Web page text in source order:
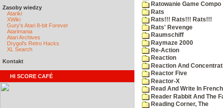
Zasoby wiedzy
Atariki
XWiki
Gury's Atari 8-bit Forever
Atarimania
Atari Archives
Drygol's Retro Hacks
XL Search
Kontakt
HI SCORE CAFÉ
Ratowanie Game Compo
Rats
Rats!!! Rats!!! Rats!!!
Rats' Revenge
Raumschiff
Raymaze 2000
Re-Action
Reaction
Reaction And
Reactor Five
Reactor-X
Read And Write In
Reader Rabbit And The
Reading Corner, The